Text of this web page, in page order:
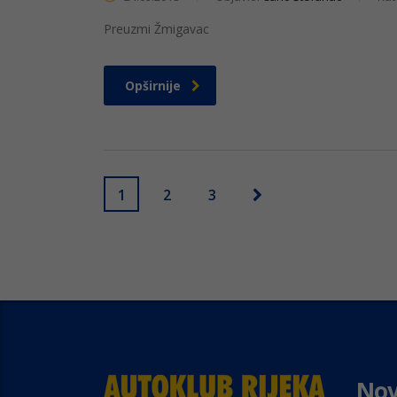
Preuzmi Žmigavac
Opširnije
1 2 3